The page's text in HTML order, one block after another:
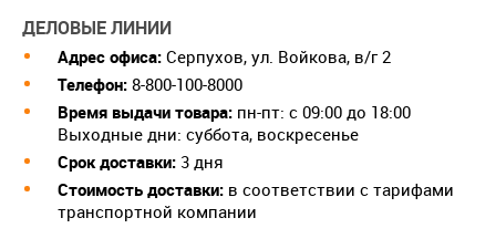
ДЕЛОВЫЕ ЛИНИИ
Адрес офиса: Серпухов, ул. Войкова, в/г 2
Телефон: 8-800-100-8000
Время выдачи товара: пн-пт: с 09:00 до 18:00
Выходные дни: суббота, воскресенье
Срок доставки: 3 дня
Cтоимость доставки: в соответствии с тарифами
транспортной компании